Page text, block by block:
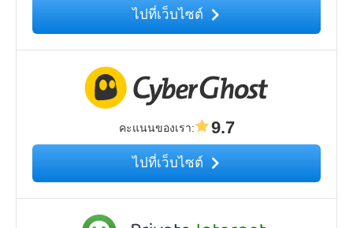
ไปที่เว็บไซต์
คะแนนของเรา: 9.7
ไปที่เว็บไซต์